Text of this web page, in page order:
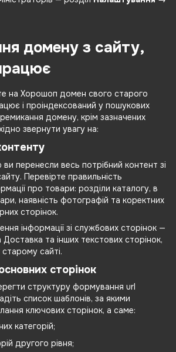
домену з сайту,
на Хорошоп домен свого старого
і проіндексований у пошукових
домену, крім зазначених
звернути увагу на:
перенесли весь потрібний контент зі
Перевірте правильність
про товари: розділи каталогу, в
наявність фотографій та коректних
сторінок.
інформації зі службових сторінок —
та інших текстових сторінок,
сайті.
сторінок
структуру формування url
список шаблонів, за якими
ключових сторінок, а саме:
категорій;
другого рівня;